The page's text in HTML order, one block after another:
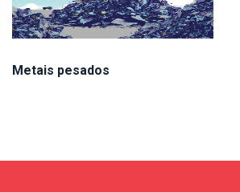
Metais pesados